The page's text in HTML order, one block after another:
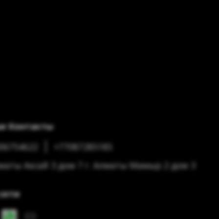
Контакты
+77087285185
Аксай 3 дом 7 г. Алматы Мамыр 2 дом 3